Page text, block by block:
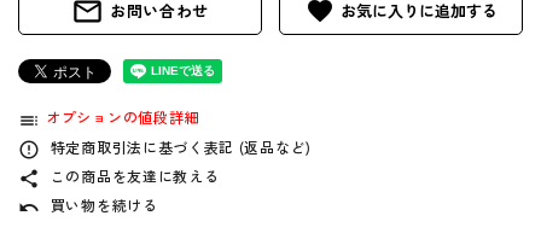
mail_outline お問い合わせ favorite
toc オプションの値段詳細
error_outline 特定商取引法に基づく表記 (返品など)
share この商品を友達に教える
undo 買い物を続ける